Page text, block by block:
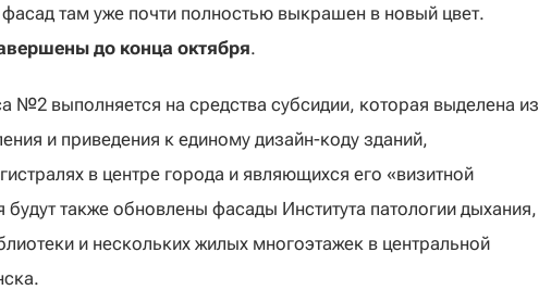
там уже почти полностью выкрашен в новый цвет.
до конца октября.
№2 выполняется на средства субсидии, которая выделена из
и приведения к единому дизайн-коду зданий,
в центре города и являющихся его «визитной
также обновлены фасады Института патологии дыхания,
и нескольких жилых многоэтажек в центральной